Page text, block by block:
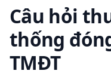
Câu hỏi
thống
TMĐT